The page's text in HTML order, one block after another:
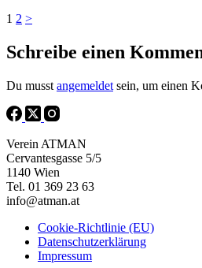
1 2 >
Schreibe einen
Du musst angemeldet sein, um einen
Verein ATMAN
Cervantesgasse 5/5
1140 Wien
Tel. 01 369 23 63
info@atman.at
Cookie-Richtlinie (EU)
Datenschutzerklärung
Impressum